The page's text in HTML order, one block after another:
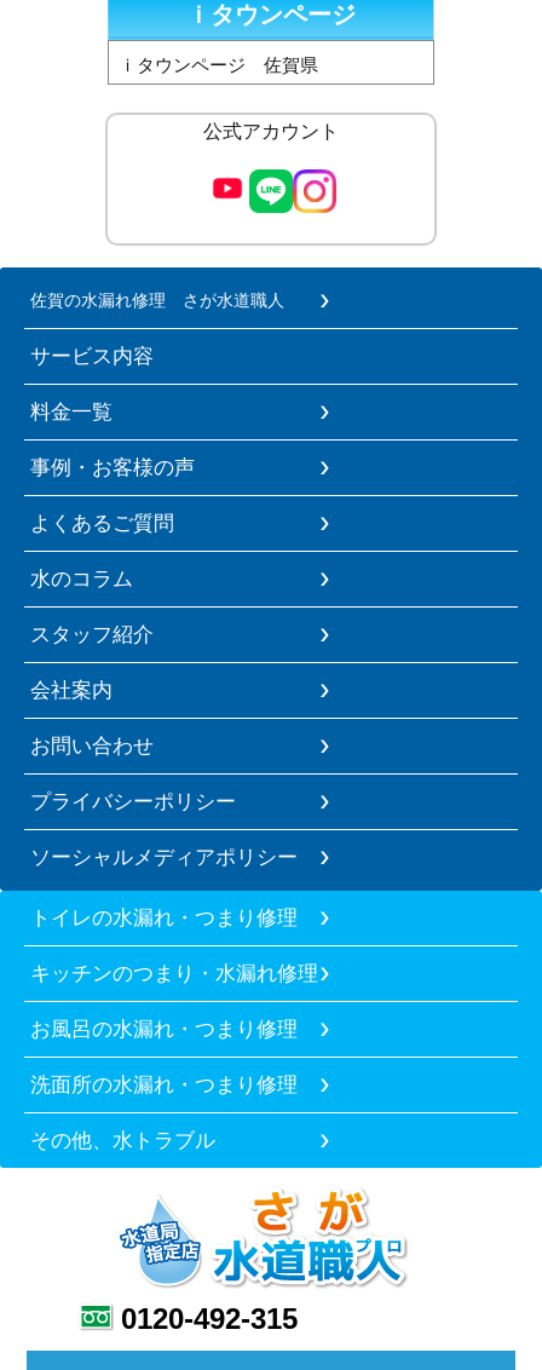
ｉタウンページ
ｉタウンページ 佐賀県
公式アカウント
佐賀の水漏れ修理 さが水道職人
サービス内容
料金一覧
事例・お客様の声
よくあるご質問
水のコラム
スタッフ紹介
会社案内
お問い合わせ
プライバシーポリシー
ソーシャルメディアポリシー
トイレの水漏れ・つまり修理
キッチンのつまり・水漏れ修理
お風呂の水漏れ・つまり修理
洗面所の水漏れ・つまり修理
その他、水トラブル
0120-492-315